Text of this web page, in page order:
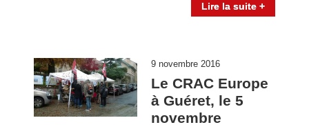
Lire la suite +
9 novembre 2016
Le CRAC Europe
à Guéret, le 5
novembre